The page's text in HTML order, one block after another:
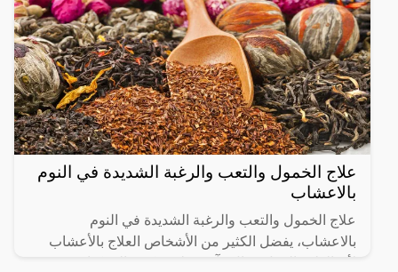
علاج الخمول والتعب والرغبة الشديدة في النوم
بالاعشاب
علاج الخمول والتعب والرغبة الشديدة في النوم
بالاعشاب، يفضل الكثير من الأشخاص العلاج بالأعشاب